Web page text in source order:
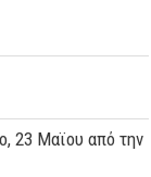
23 Μαϊου από την